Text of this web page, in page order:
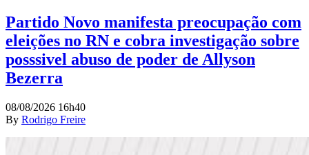
Partido Novo manifesta preocupação com
eleições no RN e cobra investigação sobre
posssivel abuso de poder de Allyson
Bezerra
08/08/2026 16h40
By Rodrigo Freire